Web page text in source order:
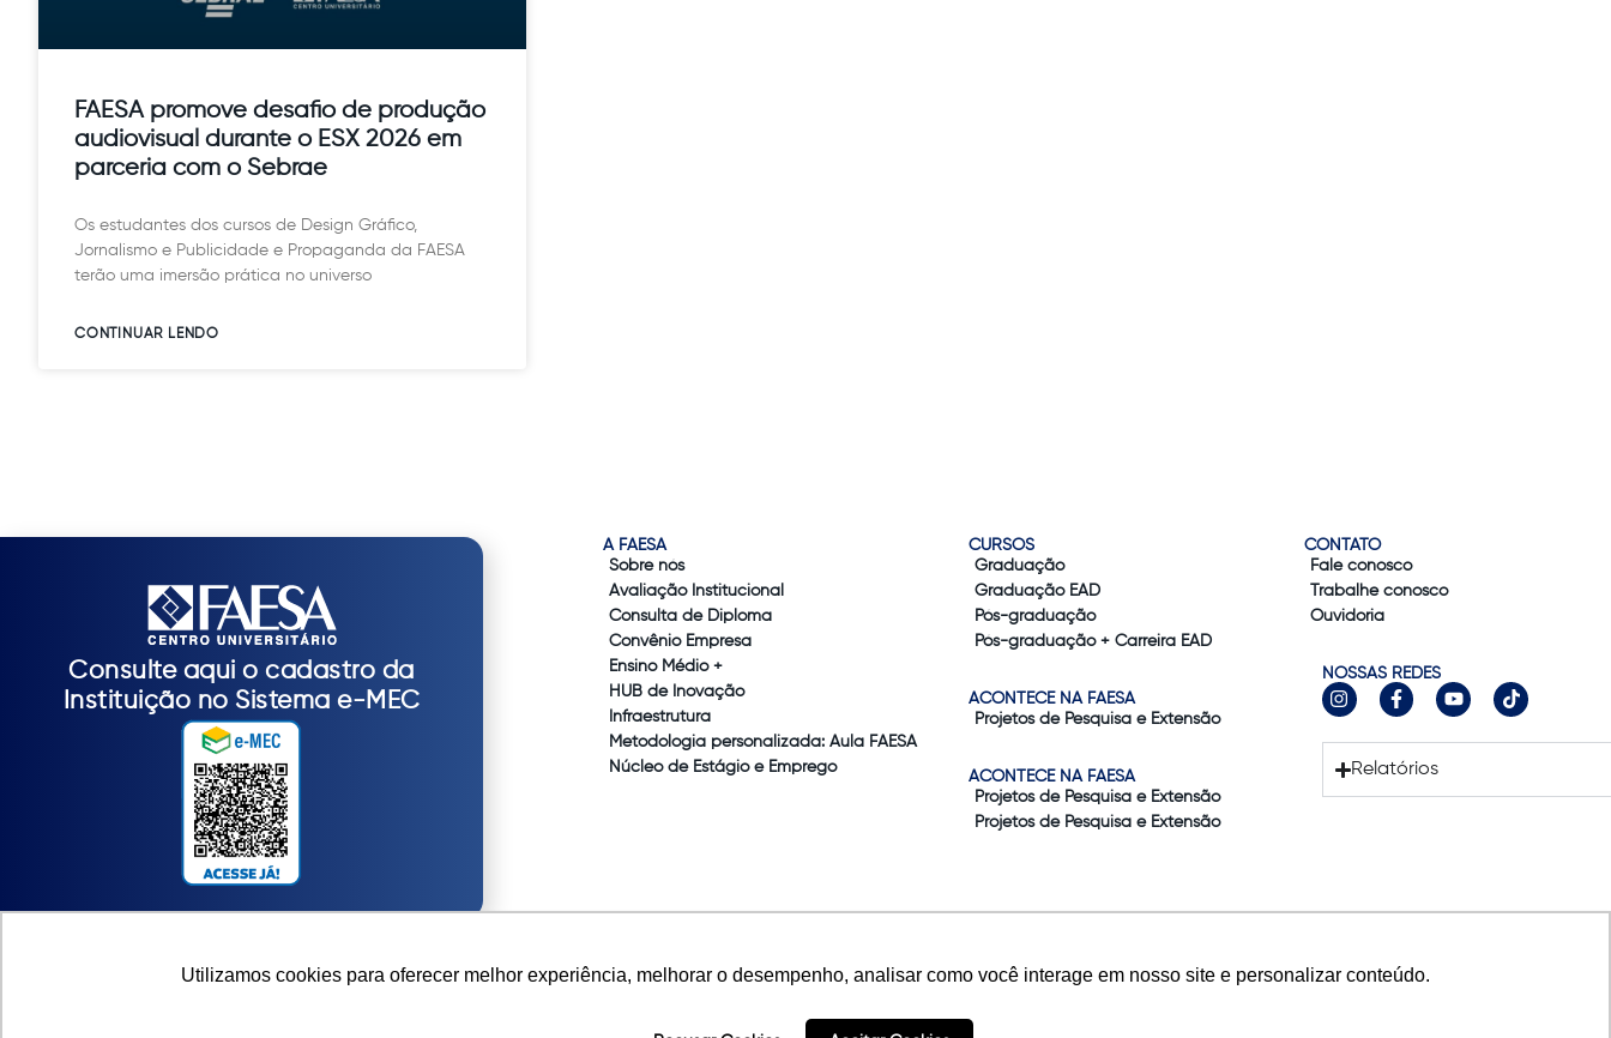
Utilizamos cookies para oferecer melhor experiência, melhorar o desempenho, analisar como você interage em nosso site e personalizar conteúdo.
FAESA promove desafio de produção
audiovisual durante o ESX 2026 em
parceria com o Sebrae
Os estudantes dos cursos de Design Gráfico,
Jornalismo e Publicidade e Propaganda da FAESA
terão uma imersão prática no universo
CONTINUAR LENDO​
Consulte aqui o cadastro da
Instituição no Sistema e-MEC
A FAESA
Sobre nós
Avaliação Institucional
Consulta de Diploma
Convênio Empresa
Ensino Médio +
HUB de Inovação
Infraestrutura
Metodologia personalizada: Aula FAESA
Núcleo de Estágio e Emprego
CURSOS
Graduação
Graduação EAD
Pós-graduação
Pós-graduação + Carreira EAD
ACONTECE NA FAESA
Projetos de Pesquisa e Extensão
ACONTECE NA FAESA
Projetos de Pesquisa e Extensão
Projetos de Pesquisa e Extensão
CONTATO
Fale conosco
Trabalhe conosco
Ouvidoria
NOSSAS REDES
Relatórios